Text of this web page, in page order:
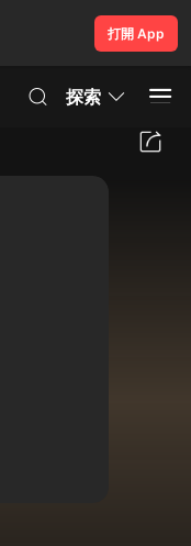
打開 App
探索